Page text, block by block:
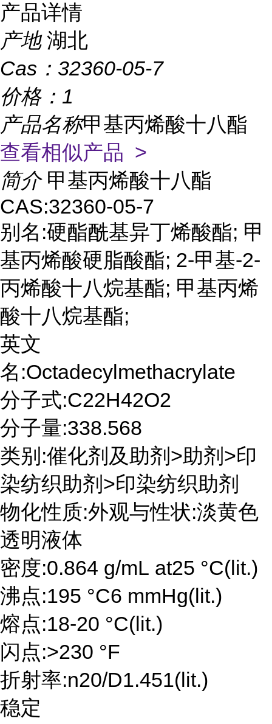
产品详情
产地 湖北
Cas： 32360-05-7
价格： 1
产品名称甲基丙烯酸十八酯
查看相似产品 >
简介 甲基丙烯酸十八酯
CAS:32360-05-7
别名:硬酯酰基异丁烯酸酯; 甲
基丙烯酸硬脂酸酯; 2-甲基-2-
丙烯酸十八烷基酯; 甲基丙烯
酸十八烷基酯;
英文
名:Octadecylmethacrylate
分子式:C22H42O2
分子量:338.568
类别:催化剂及助剂>助剂>印
染纺织助剂>印染纺织助剂
物化性质:外观与性状:淡黄色
透明液体
密度:0.864 g/mL at25 °C(lit.)
沸点:195 °C6 mmHg(lit.)
熔点:18-20 °C(lit.)
闪点:>230 °F
折射率:n20/D1.451(lit.)
稳定